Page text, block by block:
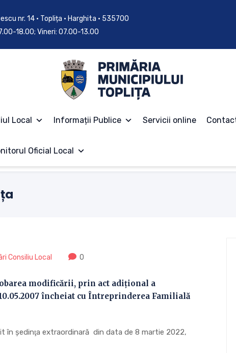
nr. 14 • Toplița • Harghita • 535700
18.00; Vineri: 07.00-13.00
Local Informații Publice Servicii online
Oficial Local
Consiliu Local 0
modificării, prin act adițional a
încheiat cu Întreprinderea Familială
în şedinţa extraordinară din data de 8 martie 2022,